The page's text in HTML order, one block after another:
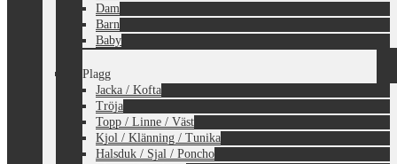
Dam
Barn
Baby
Plagg
Jacka / Kofta
Tröja
Topp / Linne / Väst
Kjol / Klänning / Tunika
Halsduk / Sjal / Poncho